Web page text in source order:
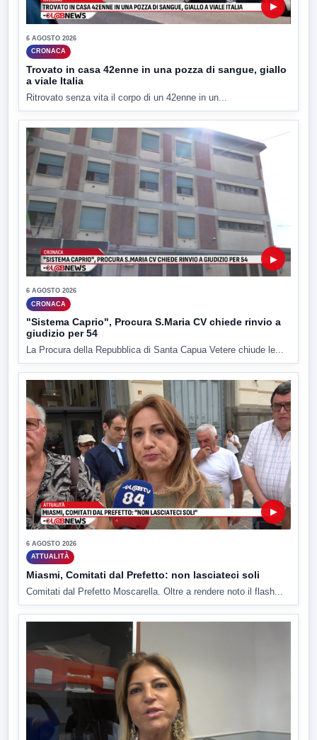
▶
6 AGOSTO 2026
CRONACA
Trovato in casa 42enne in una pozza di sangue, giallo
a viale Italia
Ritrovato senza vita il corpo di un 42enne in un...
▶
6 AGOSTO 2026
CRONACA
"Sistema Caprio", Procura S.Maria CV chiede rinvio a
giudizio per 54
La Procura della Repubblica di Santa Capua Vetere chiude le...
▶
6 AGOSTO 2026
ATTUALITÀ
Miasmi, Comitati dal Prefetto: non lasciateci soli
Comitati dal Prefetto Moscarella. Oltre a rendere noto il flash...